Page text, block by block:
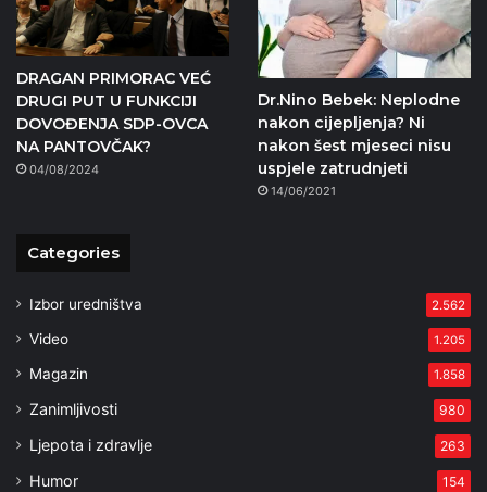
DRAGAN PRIMORAC VEĆ
DRUGI PUT U FUNKCIJI
DOVOĐENJA SDP-OVCA
NA PANTOVČAK?
04/08/2024
Dr.Nino Bebek: Neplodne
nakon cijepljenja? Ni
nakon šest mjeseci nisu
uspjele zatrudnjeti
14/06/2021
Categories
Izbor uredništva 2.562
Video 1.205
Magazin 1.858
Zanimljivosti 980
Ljepota i zdravlje 263
Humor 154